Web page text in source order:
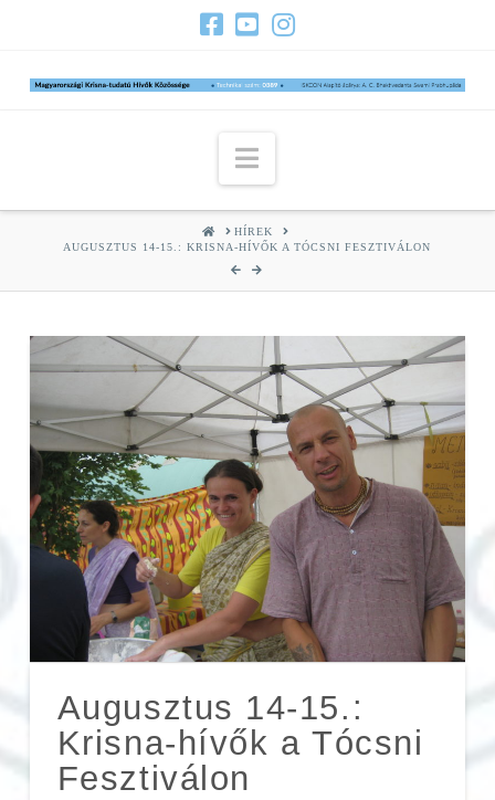
Navigation
HOMEHÍREK
AUGUSZTUS 14-15.: KRISNA-HÍVŐK A TÓCSNI FESZTIVÁLON
Augusztus 14-15.:
Krisna-hívők a Tócsni
Fesztiválon